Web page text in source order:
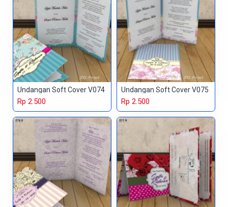
Undangan Soft Cover V074
Rp 2.500
Undangan Soft Cover V075
Rp 2.500